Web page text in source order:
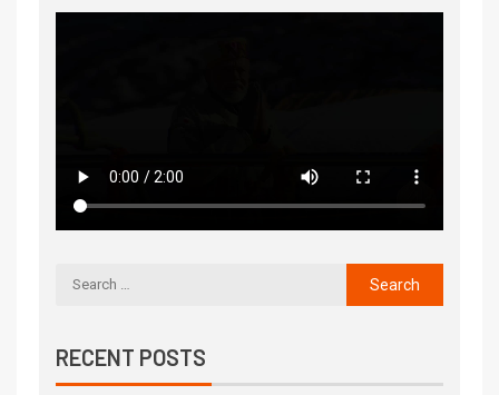
RECENT POSTS